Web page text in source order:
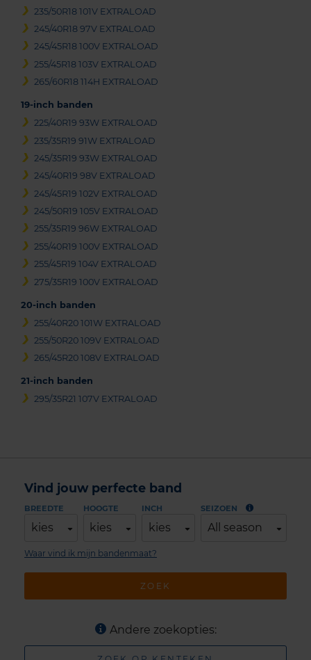
235/50R18 101V EXTRALOAD
245/40R18 97V EXTRALOAD
245/45R18 100V EXTRALOAD
255/45R18 103V EXTRALOAD
265/60R18 114H EXTRALOAD
19-inch banden
225/40R19 93W EXTRALOAD
235/35R19 91W EXTRALOAD
245/35R19 93W EXTRALOAD
245/40R19 98V EXTRALOAD
245/45R19 102V EXTRALOAD
245/50R19 105V EXTRALOAD
255/35R19 96W EXTRALOAD
255/40R19 100V EXTRALOAD
255/45R19 104V EXTRALOAD
275/35R19 100V EXTRALOAD
20-inch banden
255/40R20 101W EXTRALOAD
255/50R20 109V EXTRALOAD
265/45R20 108V EXTRALOAD
21-inch banden
295/35R21 107V EXTRALOAD
Vind jouw perfecte band
BREEDTE
kies
HOOGTE
kies
INCH
kies
SEIZOEN
All season
ZOEK
Waar vind ik mijn bandenmaat?
Andere zoekopties: